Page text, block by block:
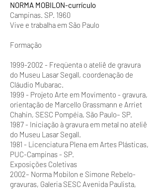
NORMA MOBILON-currículo
Campinas. SP. 1960
Vive e trabalha em São Paulo
Formação
1999-2002 - Freqüenta o ateliê de gravura
do Museu Lasar Segall, coordenação de
Cláudio Mubarac.
1999 - Projeto Arte em Movimento - gravura,
orientação de Marcello Grassmann e Arriet
Chahin, SESC Pompéia, São Paulo– SP.
1987 - Iniciação à gravura em metal no ateliê
do Museu Lasar Segall.
1981 - Licenciatura Plena em Artes Plásticas,
PUC-Campinas - SP.
Exposições Coletivas
2002– Norma Mobilon e Simone Rebelo-
gravuras, Galeria SESC Avenida Paulista,